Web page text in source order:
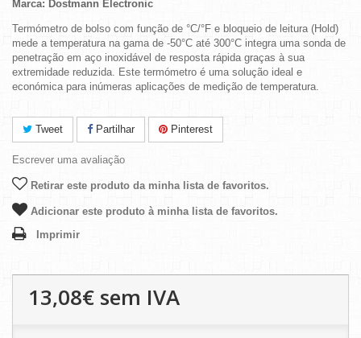
Marca: Dostmann Electronic
Termómetro de bolso com função de °C/°F e bloqueio de leitura (Hold)
mede a temperatura na gama de -50°C até 300°C integra uma sonda de
penetração em aço inoxidável de resposta rápida graças à sua
extremidade reduzida. Este termómetro é uma solução ideal e
económica para inúmeras aplicações de medição de temperatura.
Tweet Partilhar Pinterest
Escrever uma avaliação
Retirar este produto da minha lista de favoritos.
Adicionar este produto à minha lista de favoritos.
Imprimir
13,08€ sem IVA